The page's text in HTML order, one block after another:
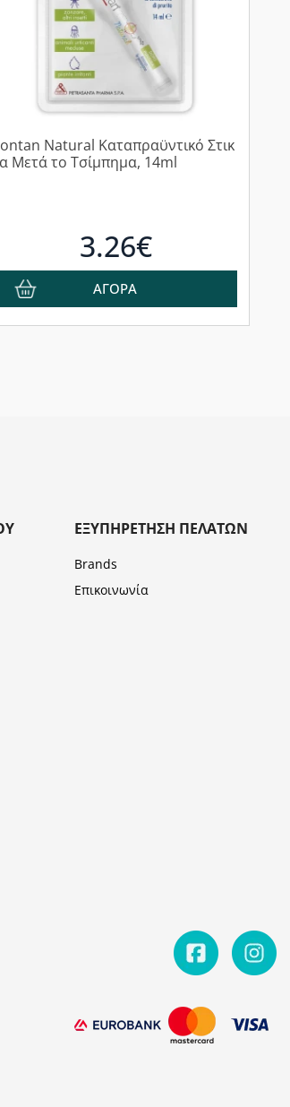
Natural Καταπραϋντικό Στικ
Μετά το Τσίμπημα, 14ml
3.26€
ΑΓΟΡΑ
ΕΞΥΠΗΡΈΤΗΣΗ ΠΕΛΑΤΏΝ
Brands
Επικοινωνία